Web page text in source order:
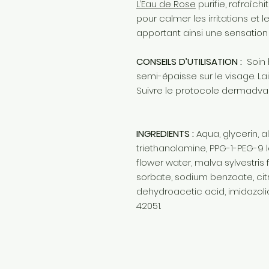
L’Eau de Rose purifie,
pour calmer les irritations et
apportant ainsi une
CONSEILS D’UTILISATION :
semi-épaisse sur le visage.
Suivre le protocole
INGREDIENTS :Aqua, glycerin,
triethanolamine, PPG-1-
flower water, malva
sorbate, sodium benzoate,
dehydroacetic acid,
42051.